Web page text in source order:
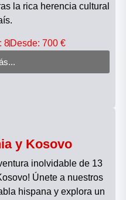
la rica herencia cultural
8Desde: 700 €
y Kosovo
inolvidable de 13
Únete a nuestros
hispana y explora un